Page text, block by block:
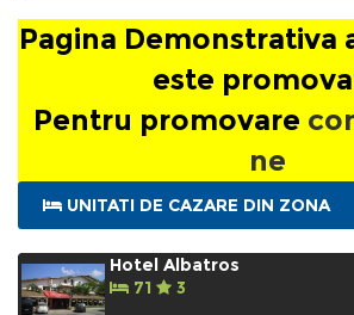
Pagina Demonstrativa
promovata
Pentru promovare
Pagina Demonstrativa
este
Pentru promovare
ne
UNITATI DE CAZARE DIN ZONA
Hotel Albatros
71
3